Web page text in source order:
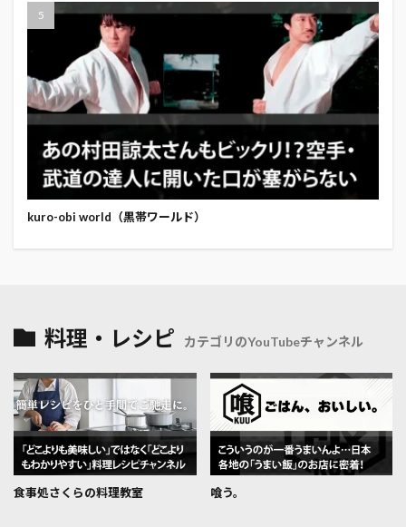
kuro-obi world（黒帯ワールド）
料理・レシピ カテゴリのYouTubeチャンネル
食事処さくらの料理教室 喰う。